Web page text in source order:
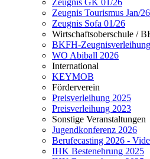
Zeugnis GK 01/26
Zeugnis Tourismus Jan/26
Zeugnis Sofa 01/26
Wirtschaftsoberschule /
BKFH-
WO Abiball 2026
International
KEYMOB
Förderverein
Preisverleihung 2025
Preisverleihung 2023
Sonstige Veranstaltungen
Jugendkonferenz 2026
Berufecasting 2026 -
IHK Bestenehrung 2025